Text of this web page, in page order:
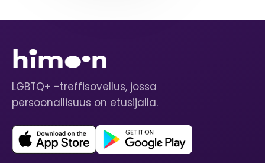
LGBTQ+ -treffisovellus, jossa
persoonallisuus on etusijalla.